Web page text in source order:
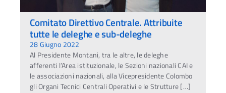
Comitato Direttivo Centrale. Attribuite
tutte le deleghe e sub-deleghe
28 Giugno 2022
Al Presidente Montani, tra le altre, le deleghe
afferenti l’Area istituzionale, le Sezioni nazionali CAI e
le associazioni nazionali, alla Vicepresidente Colombo
gli Organi Tecnici Centrali Operativi e le Strutture […]